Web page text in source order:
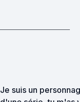
Je suis un